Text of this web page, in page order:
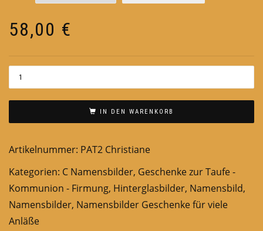
58,00 €
IN DEN WARENKORB
Artikelnummer: PAT2 Christiane
Kategorien: C Namensbilder, Geschenke zur Taufe -
Kommunion - Firmung, Hinterglasbilder, Namensbild,
Namensbilder, Namensbilder Geschenke für viele
Anläße